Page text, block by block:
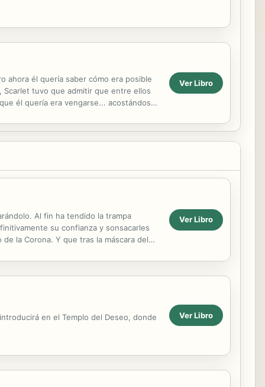
ahora él quería saber cómo era posible
Scarlet tuvo que admitir que entre ellos
él quería era vengarse... acostándose
Ver Libro
Al fin ha tendido la trampa
su confianza y sonsacarles
la Corona. Y que tras la máscara del
Ver Libro
en el Templo del Deseo, donde Ver Libro